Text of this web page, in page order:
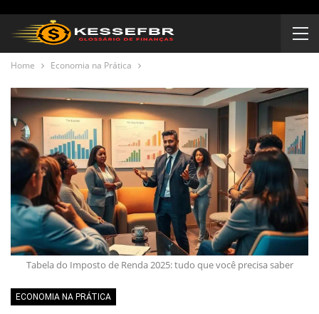
Home Economia na Prática
Tabela do Imposto de Renda 2025: tudo que você precisa saber
ECONOMIA NA PRÁTICA